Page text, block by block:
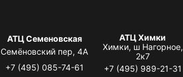
АТЦ Семеновская
Семёновский пер, 4А
+7 (495) 085-74-61
АТЦ Химки
Химки, ш Нагорное,
2к7
+7 (495) 989-21-31